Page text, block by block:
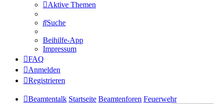
Aktive Themen
Suche
Beihilfe-App
Impressum
FAQ
Anmelden
Registrieren
Beamtentalk Startseite Beamtenforen Feuerwehr